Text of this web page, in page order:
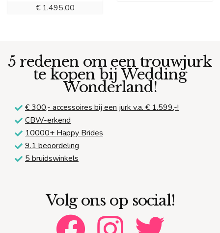
€1.495,00
5 redenen om een trouwjurk
te kopen bij Wedding
Wonderland!
€ 300,- accessoires bij een jurk v.a. € 1.599,-!
CBW-erkend
10000+ Happy Brides
9.1 beoordeling
5 bruidswinkels
Volg ons op social!